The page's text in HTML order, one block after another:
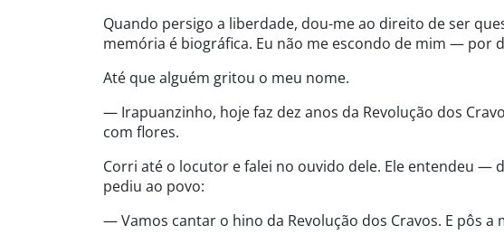
Quando persigo a liberdade, dou-me ao direito de ser
memória é biográfica. Eu não me escondo de mim — por
Até que alguém gritou o meu nome.
— Irapuanzinho, hoje faz dez anos da Revolução dos
com flores.
Corri até o locutor e falei no ouvido dele. Ele entendeu —
pediu ao povo:
— Vamos cantar o hino da Revolução dos Cravos. E pôs a